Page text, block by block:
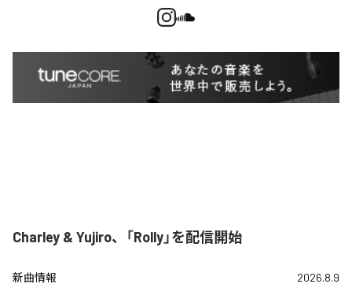
Charley & Yujiro、「Rolly」を配信開始
新曲情報 2026.8.9